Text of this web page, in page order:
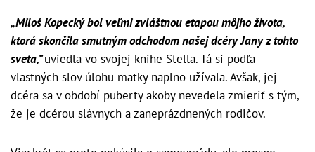
„Miloš Kopecký bol veľmi zvláštnou etapou môjho života,
ktorá skončila smutným odchodom našej dcéry Jany z tohto
sveta,”uviedla vo svojej knihe Stella. Tá si podľa
vlastných slov úlohu matky naplno užívala. Avšak, jej
dcéra sa v období puberty akoby nevedela zmieriť s tým,
že je dcérou slávnych a zaneprázdnených rodičov.